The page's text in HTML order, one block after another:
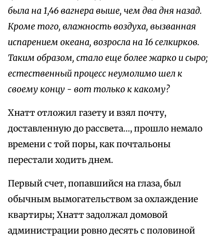
была на 1,46 вагнера выше, чем два дня назад.
Кроме того, влажность воздуха, вызванная
испарением океана, возросла на 16 селкирков.
Таким образом, стало еще более жарко и сыро;
естественный процесс неумолимо шел к
своему концу - вот только к какому?
Хнатт отложил газету и взял почту,
доставленную до рассвета…, прошло немало
времени с той поры, как почтальоны
перестали ходить днем.
Первый счет, попавшийся на глаза, был
обычным вымогательством за охлаждение
квартиры; Хнатт задолжал домовой
администрации ровно десять с половиной